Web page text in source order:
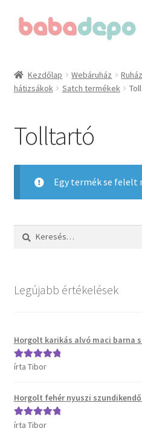
Ugrás
Kilépés
A fiókom
Adatvédelmi irányelvek
Kosár
Termékeink
B.Toys termékeink
Kezdőlap Webáruház
hátizsákok
Satch termékek
Tolltartó
Egy termék se felelt
Keresés:
Legújabb értékelések
Horgolt karikás alvó maci barna
Értékelés:
írta Tibor
Horgolt fehér nyuszi
Értékelés:
írta Tibor